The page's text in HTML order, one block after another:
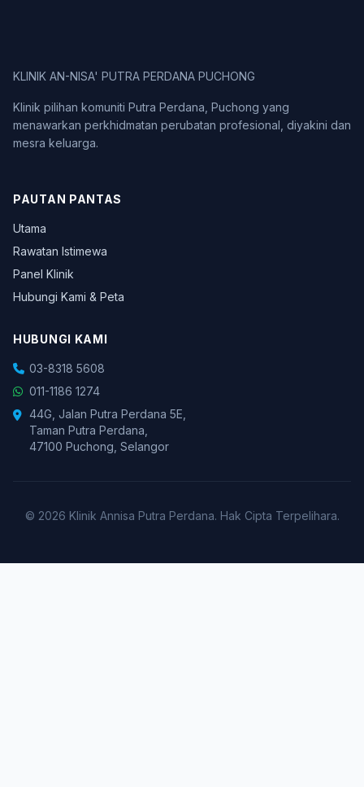
KLINIK AN-NISA' PUTRA PERDANA PUCHONG
Klinik pilihan komuniti Putra Perdana, Puchong yang
menawarkan perkhidmatan perubatan profesional, diyakini dan
mesra keluarga.
PAUTAN PANTAS
Utama
Rawatan Istimewa
Panel Klinik
Hubungi Kami & Peta
HUBUNGI KAMI
03-8318 5608
011-1186 1274
44G, Jalan Putra Perdana 5E,
Taman Putra Perdana,
47100 Puchong, Selangor
© 2026 Klinik Annisa Putra Perdana. Hak Cipta Terpelihara.